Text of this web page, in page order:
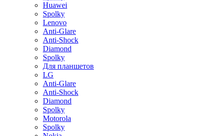
Huawei
Spolky
Lenovo
Anti-Glare
Anti-Shock
Diamond
Spolky
Для планшетов
LG
Anti-Glare
Anti-Shock
Diamond
Spolky
Motorola
Spolky